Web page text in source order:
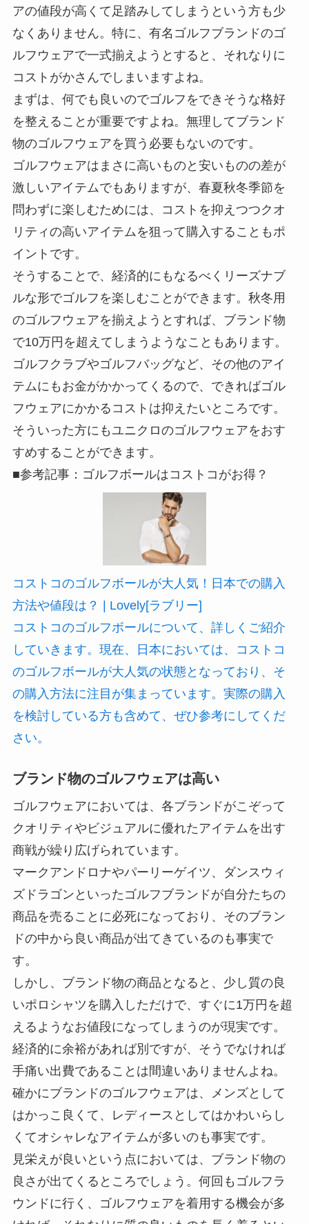
アの値段が高くて足踏みしてしまうという方も少
なくありません。特に、有名ゴルフブランドのゴ
ルフウェアで一式揃えようとすると、それなりに
コストがかさんでしまいますよね。
まずは、何でも良いのでゴルフをできそうな格好
を整えることが重要ですよね。無理してブランド
物のゴルフウェアを買う必要もないのです。
ゴルフウェアはまさに高いものと安いものの差が
激しいアイテムでもありますが、春夏秋冬季節を
問わずに楽しむためには、コストを抑えつつクオ
リティの高いアイテムを狙って購入することもポ
イントです。
そうすることで、経済的にもなるべくリーズナブ
ルな形でゴルフを楽しむことができます。秋冬用
のゴルフウェアを揃えようとすれば、ブランド物
で10万円を超えてしまうようなこともあります。
ゴルフクラブやゴルフバッグなど、その他のアイ
テムにもお金がかかってくるので、できればゴル
フウェアにかかるコストは抑えたいところです。
そういった方にもユニクロのゴルフウェアをおす
すめすることができます。
■参考記事：ゴルフボールはコストコがお得？
コストコのゴルフボールが大人気！日本での購入
方法や値段は？ | Lovely[ラブリー]
コストコのゴルフボールについて、詳しくご紹介
していきます。現在、日本においては、コストコ
のゴルフボールが大人気の状態となっており、そ
の購入方法に注目が集まっています。実際の購入
を検討している方も含めて、ぜひ参考にしてくだ
さい。
ブランド物のゴルフウェアは高い
ゴルフウェアにおいては、各ブランドがこぞって
クオリティやビジュアルに優れたアイテムを出す
商戦が繰り広げられています。
マークアンドロナやパーリーゲイツ、ダンスウィ
ズドラゴンといったゴルフブランドが自分たちの
商品を売ることに必死になっており、そのブラン
ドの中から良い商品が出てきているのも事実で
す。
しかし、ブランド物の商品となると、少し質の良
いポロシャツを購入しただけで、すぐに1万円を超
えるようなお値段になってしまうのが現実です。
経済的に余裕があれば別ですが、そうでなければ
手痛い出費であることは間違いありませんよね。
確かにブランドのゴルフウェアは、メンズとして
はかっこ良くて、レディースとしてはかわいらし
くてオシャレなアイテムが多いのも事実です。
見栄えが良いという点においては、ブランド物の
良さが出てくるところでしょう。何回もゴルフラ
ウンドに行く、ゴルフウェアを着用する機会が多